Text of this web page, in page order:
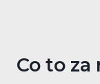
Co to za